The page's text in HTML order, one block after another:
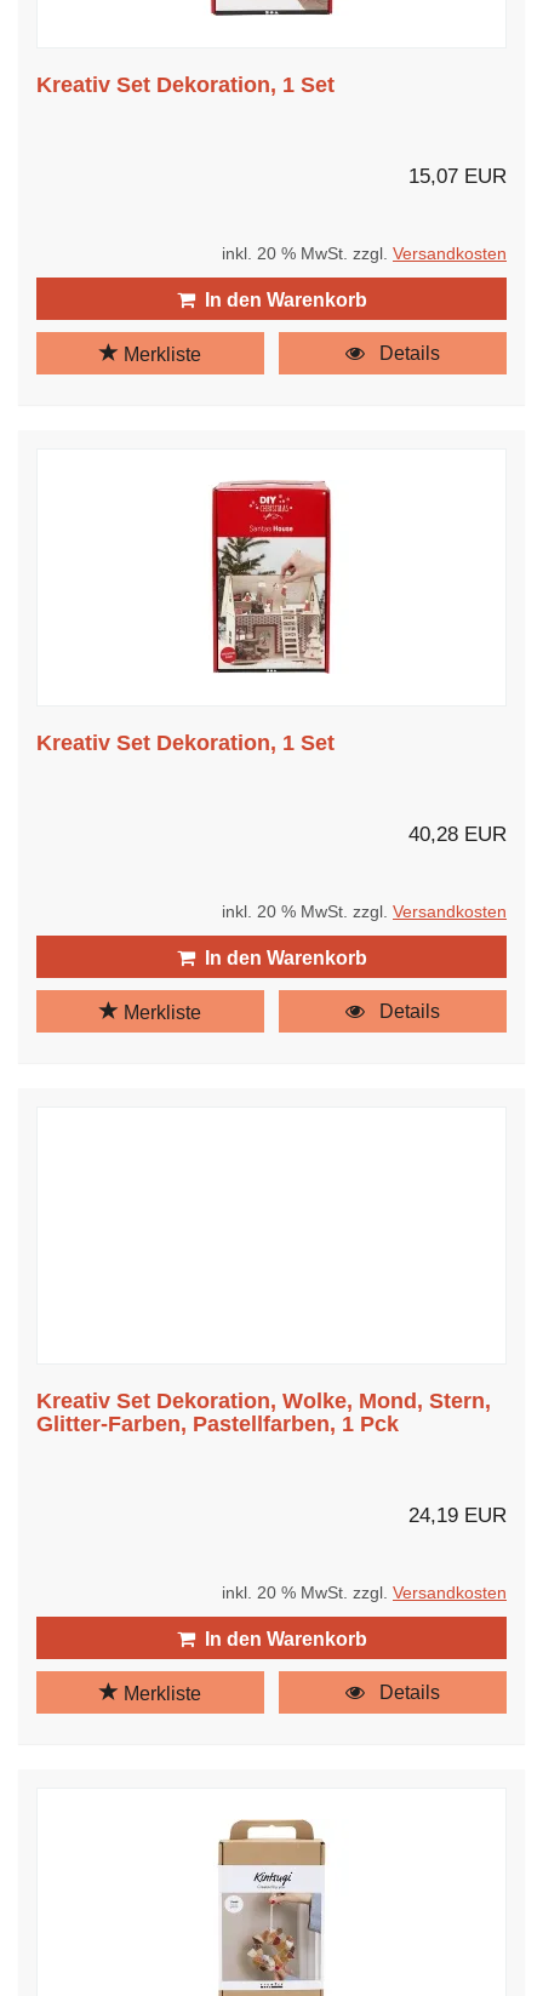
Kreativ Set Dekoration, 1 Set
15,07 EUR
inkl. 20 % MwSt. zzgl. Versandkosten
In den Warenkorb
Merkliste Details
Kreativ Set Dekoration, 1 Set
40,28 EUR
inkl. 20 % MwSt. zzgl. Versandkosten
In den Warenkorb
Merkliste Details
Kreativ Set Dekoration, Wolke, Mond, Stern,
Glitter-Farben, Pastellfarben, 1 Pck
24,19 EUR
inkl. 20 % MwSt. zzgl. Versandkosten
In den Warenkorb
Merkliste Details